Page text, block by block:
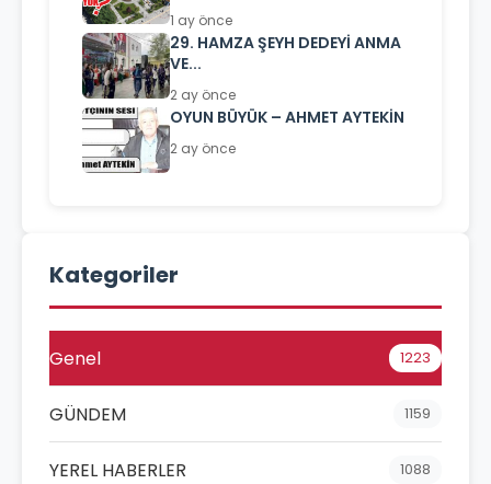
1 ay önce
29. HAMZA ŞEYH DEDEYİ ANMA
VE...
2 ay önce
OYUN BÜYÜK – AHMET AYTEKİN
2 ay önce
Kategoriler
Genel 1223
GÜNDEM 1159
YEREL HABERLER 1088